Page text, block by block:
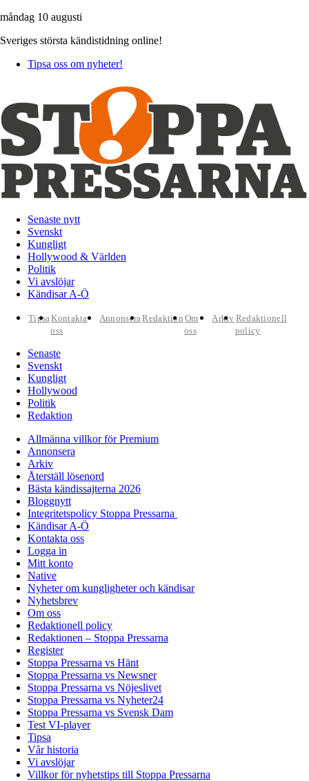
måndag 10 augusti
Sveriges största kändistidning online!
Tipsa oss om nyheter!
Senaste nytt
Svenskt
Kungligt
Hollywood & Världen
Politik
Vi avslöjar
Kändisar A-Ö
TipsaKontakta
oss
AnnonseraRedaktion Om
oss
Arkiv Redaktionell
policy
Senaste
Svenskt
Kungligt
Hollywood
Politik
Redaktion
Allmänna villkor för Premium
Annonsera
Arkiv
Återställ lösenord
Bästa kändissajterna 2026
Bloggnytt
Integritetspolicy Stoppa Pressarna
Kändisar A-Ö
Kontakta oss
Logga in
Mitt konto
Native
Nyheter om kungligheter och kändisar
Nyhetsbrev
Om oss
Redaktionell policy
Redaktionen – Stoppa Pressarna
Register
Stoppa Pressarna vs Hänt
Stoppa Pressarna vs Newsner
Stoppa Pressarna vs Nöjeslivet
Stoppa Pressarna vs Nyheter24
Stoppa Pressarna vs Svensk Dam
Test VI-player
Tipsa
Vår historia
Vi avslöjar
Villkor för nyhetstips till Stoppa Pressarna